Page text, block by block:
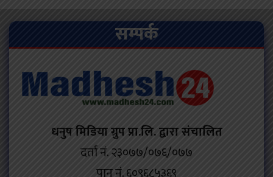
सम्पर्क
धनुष मिडिया ग्रुप प्रा.लि. द्वारा संचालित
दर्ता नं. २३०७७/०७६/०७७